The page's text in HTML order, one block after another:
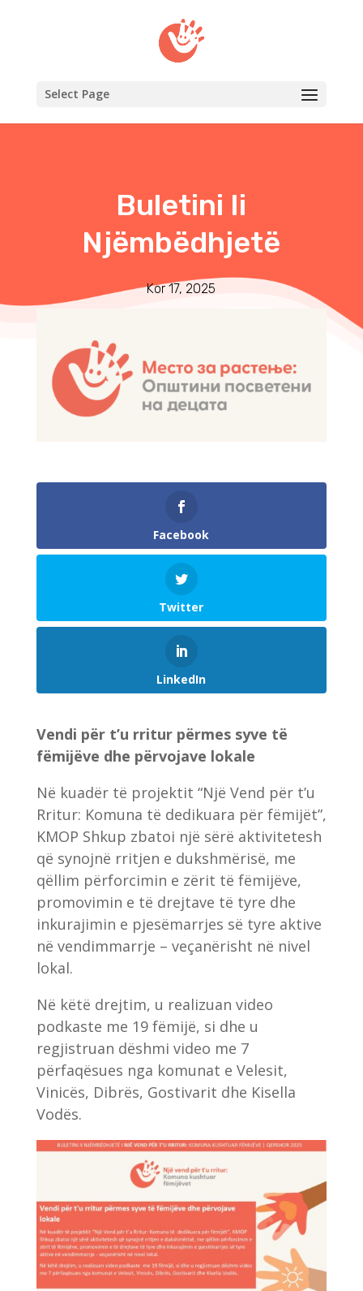
Select Page
Buletini Ii
Njëmbëdhjetë
Kor 17, 2025
Facebook
Twitter
LinkedIn
Vendi për t’u rritur përmes syve të
fëmijëve dhe përvojave lokale
Në kuadër të projektit “Një Vend për t’u
Rritur: Komuna të dedikuara për fëmijët”,
KMOP Shkup zbatoi një sërë aktivitetesh
që synojnë rritjen e dukshmërisë, me
qëllim përforcimin e zërit të fëmijëve,
promovimin e të drejtave të tyre dhe
inkurajimin e pjesëmarrjes së tyre aktive
në vendimmarrje – veçanërisht në nivel
lokal.
Në këtë drejtim, u realizuan video
podkaste me 19 fëmijë, si dhe u
regjistruan dëshmi video me 7
përfaqësues nga komunat e Velesit,
Vinicës, Dibrës, Gostivarit dhe Kisella
Vodës.